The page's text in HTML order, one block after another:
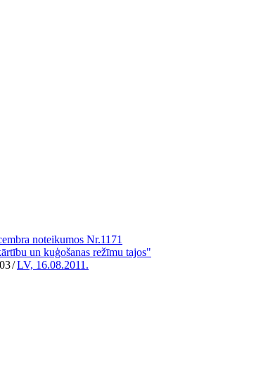
noteikumos Nr.1171
un kuģošanas režīmu tajos"
/LV, 16.08.2011.